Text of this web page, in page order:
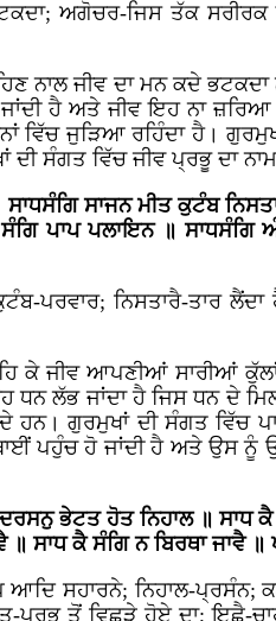
ਅਗੋਚਰ-ਜਿਸ ਤੱਕ
ਨਾਲ ਜੀਵ ਦਾ ਮਨ ਕਦੇ
ਹੈ ਅਤੇ ਜੀਵ ਇਹ ਨਾ
ਵਿੱਚ ਜੁੜਿਆ ਰਹਿੰਦਾ ਹੈ।
ਸੰਗਤ ਵਿੱਚ ਜੀਵ ਪ੍ਰਭੂ ਦਾ
ਸਾਜਨ ਮੀਤ ਕੁਟੰਬ
ਪਾਪ ਪਲਾਇਨ ॥
ਪਰਵਾਰ; ਨਿਸਤਾਰੈ-ਤਾਰ
ਕੇ ਜੀਵ ਆਪਣੀਆਂ ਸਾਰੀਆਂ
ਧਨ ਲੱਭ ਜਾਂਦਾ ਹੈ ਜਿਸ ਧਨ ਦੇ
ਹਨ। ਗੁਰਮੁਖਾਂ ਦੀ ਸੰਗਤ ਵਿੱਚ
ਪਹੁੰਚ ਹੋ ਜਾਂਦੀ ਹੈ ਅਤੇ ਉਸ ਨੂੰ
ਭੇਟਤ ਹੋਤ ਨਿਹਾਲ ॥ ਸਾਧ
ਸਾਧ ਕੈ ਸੰਗਿ ਨ ਬਿਰਥਾ ਜਾਵੈ
ਸਹਾਰਨੇ; ਨਿਹਾਲ-ਪ੍ਰਸੰਨ;
ਪ੍ਰਭੂ ਤੋਂ ਵਿਛੁੜੇ ਹੋਏ ਦਾ; ਇਛੈ-